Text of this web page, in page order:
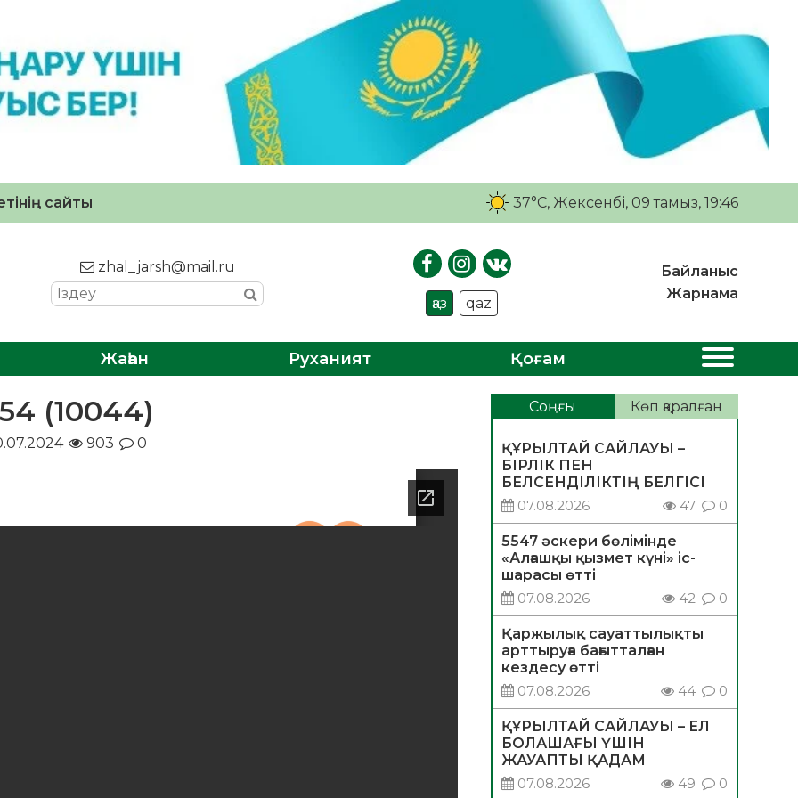
сайты 37°C, Жексенбі, 09 тамыз, 19:46
zhal_jarsh@mail.ru
қаз qaz
Байланыс
Жарнама
Жаһан Руханият Қоғам
(10044)
903 0
Соңғы Көп қаралған
ҚҰРЫЛТАЙ САЙЛАУЫ –
БІРЛІК ПЕН
БЕЛСЕНДІЛІКТІҢ БЕЛГІСІ
07.08.2026
47 0
5547 әскери бөлімінде
«Алғашқы қызмет күні» іс-
шарасы өтті
07.08.2026
42 0
Қаржылық сауаттылықты
арттыруға бағытталған
кездесу өтті
07.08.2026
44 0
ҚҰРЫЛТАЙ САЙЛАУЫ – ЕЛ
БОЛАШАҒЫ ҮШІН
ЖАУАПТЫ ҚАДАМ
07.08.2026
49 0